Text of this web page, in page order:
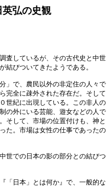
英弘の史観
査しているが、その古代史と中世
結びついてきたようである。
」で、農民以外の非定住の人々で
完全に疎外された存在だ。そして
世紀に出現している。この非人の
の外にいる芸能、遊女などの人で
そして、市場の位置付けも、神と
た。市場は女性の仕事であったの
世での日本の影の部分との結びつ
「日本」とは何か』で、一般的な